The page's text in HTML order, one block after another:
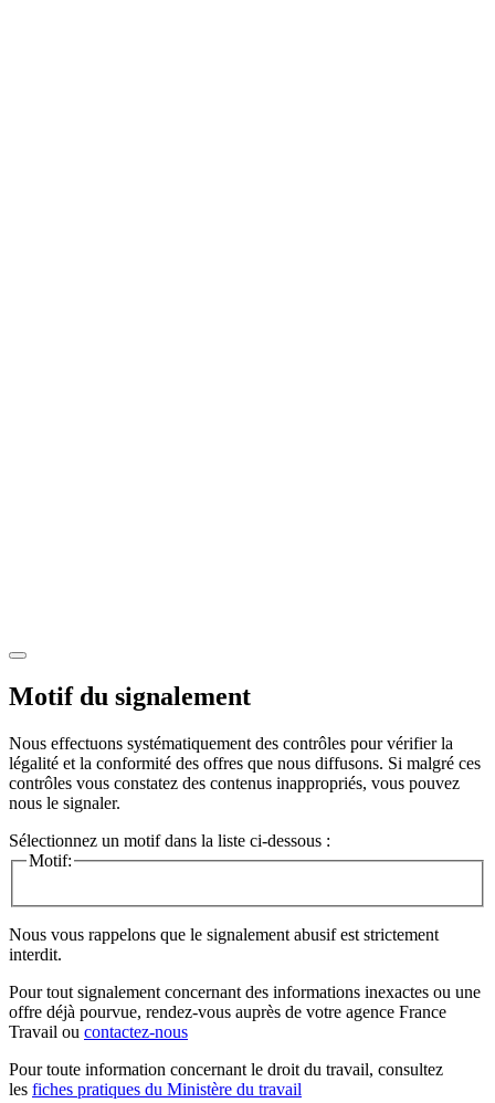
Motif du signalement
Nous effectuons systématiquement des contrôles pour vérifier la
légalité et la conformité des offres que nous diffusons. Si malgré ces
contrôles vous constatez des contenus inappropriés, vous pouvez
nous le signaler.
Sélectionnez un motif dans la liste ci-dessous :
Motif:
Nous vous rappelons que le signalement abusif est strictement
interdit.
Pour tout signalement concernant des informations inexactes ou une
offre déjà pourvue, rendez-vous auprès de votre agence France
Travail ou contactez-nous
Pour toute information concernant le droit du travail, consultez
les fiches pratiques du Ministère du travail